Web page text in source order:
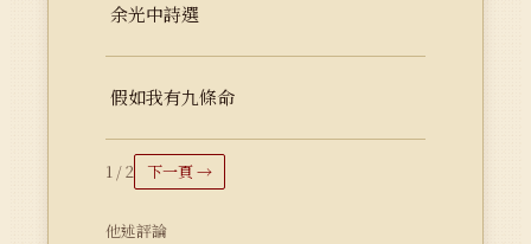
余光中詩選
假如我有九條命
1 / 2 下一頁 →
他述評論